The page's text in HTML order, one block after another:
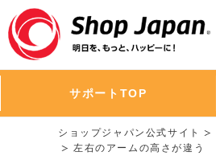
サポートTOP
ショップジャパン公式サイト
左右のアームの高さが違う